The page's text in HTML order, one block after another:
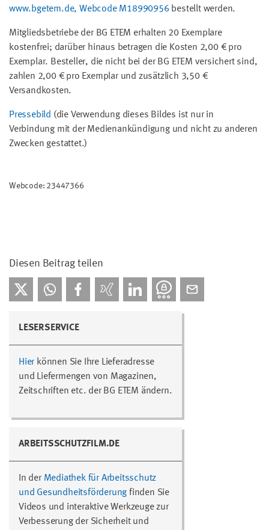
www.bgetem.de, Webcode M18990956bestellt werden.
Mitgliedsbetriebe der BG ETEM erhalten 20 Exemplare
kostenfrei; darüber hinaus betragen die Kosten 2,00 € pro
Exemplar. Besteller, die nicht bei der BG ETEM versichert sind,
zahlen 2,00 € pro Exemplar und zusätzlich 3,50 €
Versandkosten.
Pressebild (die Verwendung dieses Bildes ist nur in
Verbindung mit der Medienankündigung und nicht zu anderen
Zwecken gestattet.)
Webcode: 23447366
Diesen Beitrag teilen
LESERSERVICE
Hier können Sie Ihre Lieferadresse
und Liefermengen von Magazinen,
Zeitschriften etc. der BG ETEM ändern.
ARBEITSSCHUTZFILM.DE
In der Mediathek für Arbeitsschutz
und Gesundheitsförderung finden Sie
Videos und interaktive Werkzeuge zur
Verbesserung der Sicherheit und